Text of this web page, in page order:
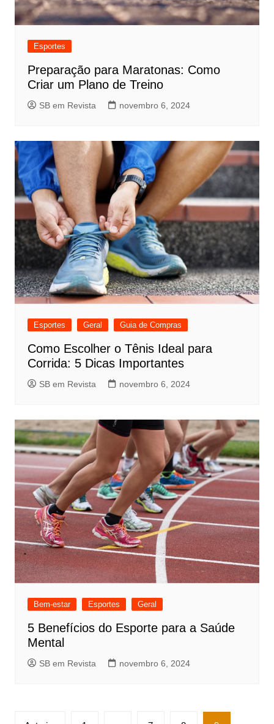
Esportes
Preparação para Maratonas: Como
Criar um Plano de Treino
SB em Revista novembro 6, 2024
Esportes Geral Guia de Compras
Como Escolher o Tênis Ideal para
Corrida: 5 Dicas Importantes
SB em Revista novembro 6, 2024
Bem-estar Esportes Geral
5 Benefícios do Esporte para a Saúde
Mental
SB em Revista novembro 6, 2024
Paginação